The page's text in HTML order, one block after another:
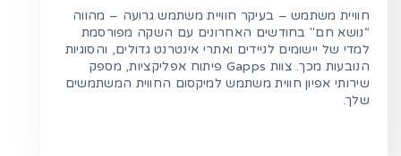
חוויית משתמש – בעיקר חוויית משתמש גרועה – מהווה
“נושא חם" בחודשים האחרונים עם השקה מפורסמת
למדי של יישומים לניידים ואתרי אינטרנט גדולים, והסוגיות
הנובעות מכך. צוות Gapps פיתוח אפליקציות, מספק
שירותי אפיון חווית משתמש למיקסום החווית המשתמשים
שלך.